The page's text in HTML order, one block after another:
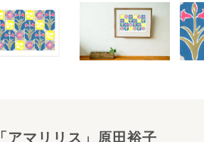
「アマリリス」原田裕子